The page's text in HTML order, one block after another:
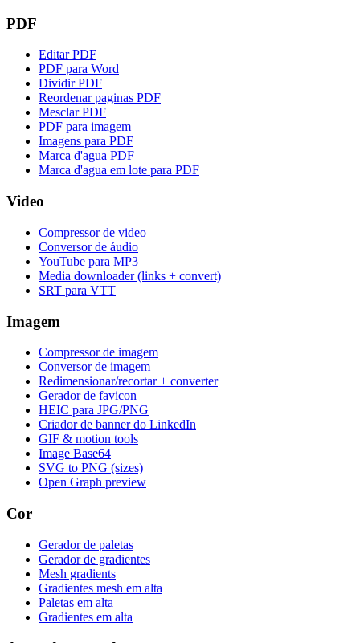
PDF
Editar PDF
PDF para Word
Dividir PDF
Reordenar paginas PDF
Mesclar PDF
PDF para imagem
Imagens para PDF
Marca d'agua PDF
Marca d'agua em lote para PDF
Video
Compressor de video
Conversor de áudio
YouTube para MP3
Media downloader (links + convert)
SRT para VTT
Imagem
Compressor de imagem
Conversor de imagem
Redimensionar/recortar + converter
Gerador de favicon
HEIC para JPG/PNG
Criador de banner do LinkedIn
GIF & motion tools
Image Base64
SVG to PNG (sizes)
Open Graph preview
Cor
Gerador de paletas
Gerador de gradientes
Mesh gradients
Gradientes mesh em alta
Paletas em alta
Gradientes em alta